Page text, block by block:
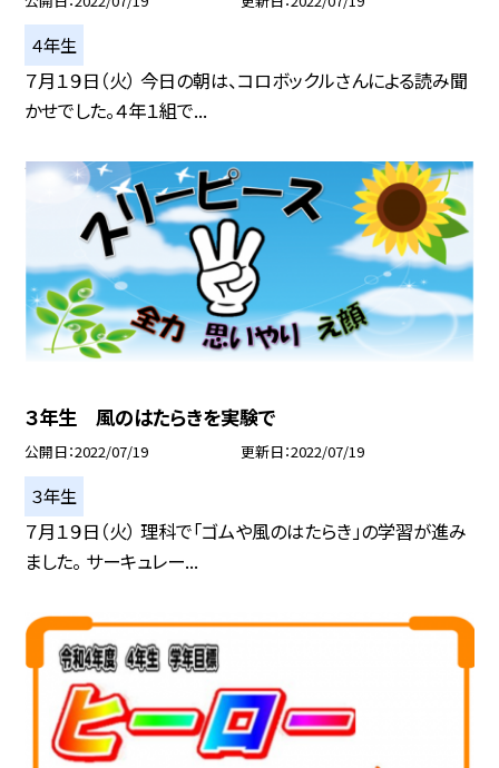
４年生
７月１９日（火） 今日の朝は、コロボックルさんによる読み聞
かせでした。４年１組で...
３年生 風のはたらきを実験で
公開日 2022/07/19 更新日 2022/07/19
３年生
７月１９日（火） 理科で「ゴムや風のはたらき」の学習が進み
ました。 サーキュレー...